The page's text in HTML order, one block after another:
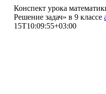
Конспект урока
Решение задач» в 9 классе
15T10:09:55+03:00